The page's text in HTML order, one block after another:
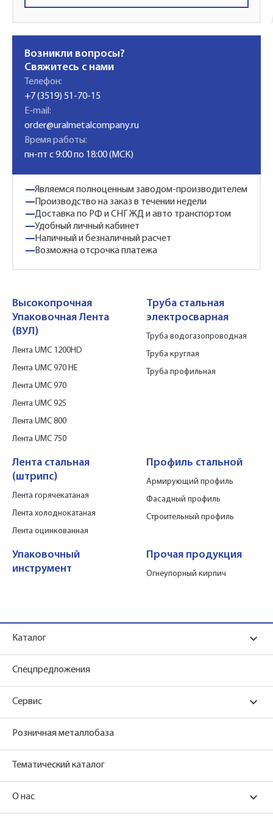
Возникли вопросы?
Свяжитесь с нами
Телефон:
+7 (3519) 51-70-15
E-mail:
order@uralmetalcompany.ru
Время работы:
пн-пт с 9:00 по 18:00 (МСК)
Являемся полноценным заводом-производителем
Производство на заказ в течении недели
Доставка по РФ и СНГ ЖД и авто транспортом
Удобный личный кабинет
Наличный и безналичный расчет
Возможна отсрочка платежа
Высокопрочная
Упаковочная Лента
(ВУЛ)
Лента UMC 1200HD
Лента UMC 970 HE
Лента UMC 970
Лента UMC 925
Лента UMC 800
Лента UMC 750
Труба стальная
электросварная
Труба водогазопроводная
Труба круглая
Труба профильная
Лента стальная
(штрипс)
Лента горячекатаная
Лента холоднокатаная
Лента оцинкованная
Профиль стальной
Армирующий профиль
Фасадный профиль
Строительный профиль
Упаковочный
инструмент
Прочая продукция
Огнеупорный кирпич
Каталог
Спецпредложения
Сервис
Розничная металлобаза
Тематический каталог
О нас